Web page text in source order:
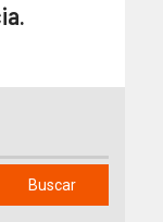
Buscar